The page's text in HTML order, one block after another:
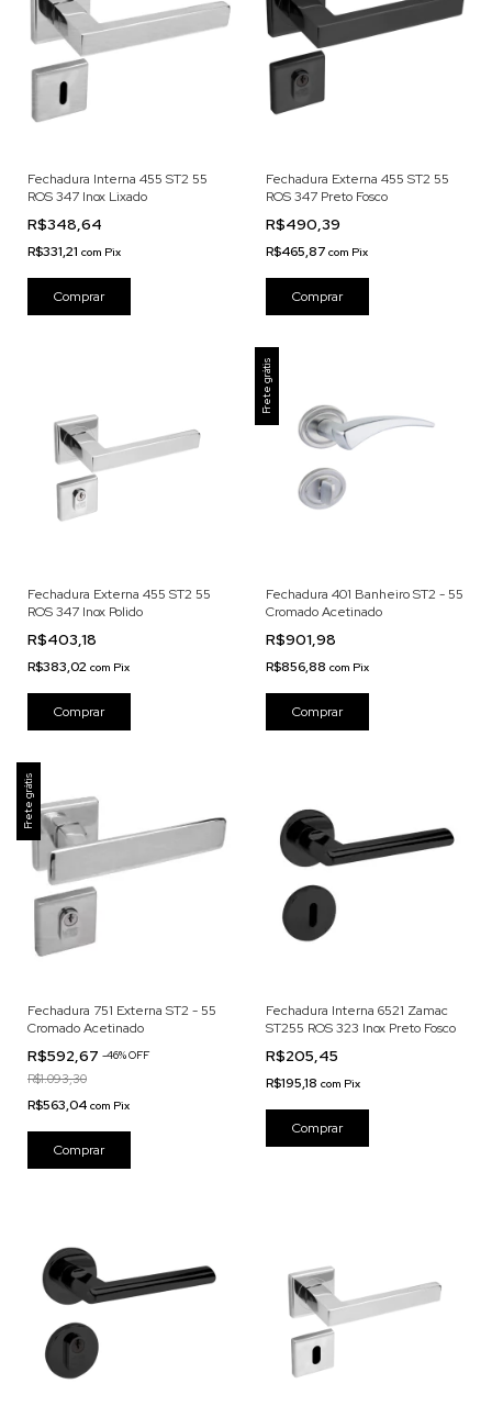
Fechadura Interna 455 ST2 55
ROS 347 Inox Lixado
R$348,64
R$331,21 com Pix
Fechadura Externa 455 ST2 55
ROS 347 Preto Fosco
R$490,39
R$465,87 com Pix
Fechadura Externa 455 ST2 55
ROS 347 Inox Polido
R$403,18
R$383,02 com Pix
Frete grátis
Fechadura 401 Banheiro ST2 - 55
Cromado Acetinado
R$901,98
R$856,88 com Pix
Frete grátis
Fechadura 751 Externa ST2 - 55
Cromado Acetinado
R$592,67 -46% OFF
R$1.093,30
R$563,04 com Pix
Fechadura Interna 6521 Zamac
ST255 ROS 323 Inox Preto Fosco
R$205,45
R$195,18 com Pix